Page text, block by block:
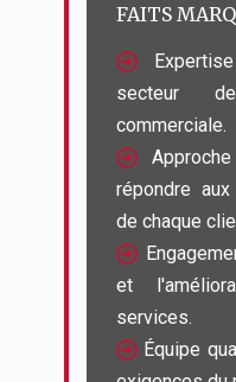
FAITS
secteur
Approche
répondre
et
Équipe